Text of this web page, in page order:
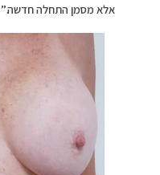
אלא מסמן התחלה חדשה.”